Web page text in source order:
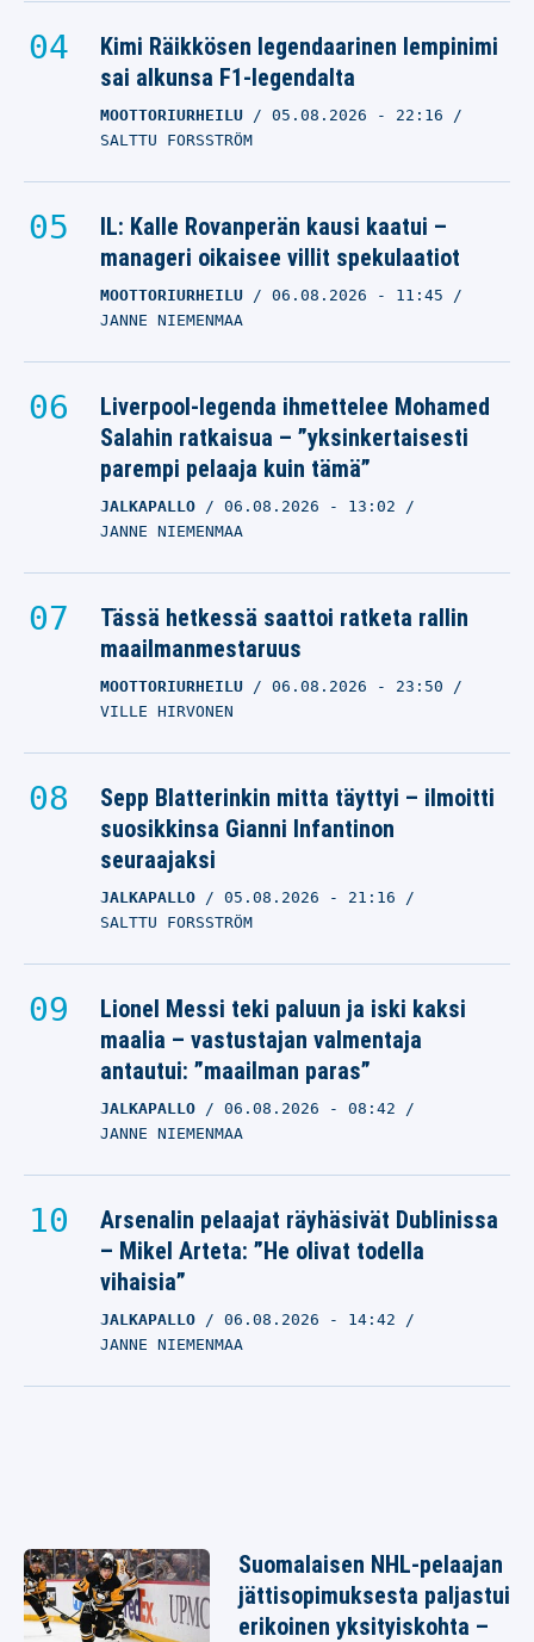
Kimi Räikkösen legendaarinen lempinimi
sai alkunsa F1-legendalta
MOOTTORIURHEILU 05.08.2026 - 22:16
SALTTU FORSSTRÖM
IL: Kalle Rovanperän kausi kaatui –
manageri oikaisee villit spekulaatiot
MOOTTORIURHEILU 06.08.2026 - 11:45
JANNE NIEMENMAA
Liverpool-legenda ihmettelee Mohamed
Salahin ratkaisua – ”yksinkertaisesti
parempi pelaaja kuin tämä”
JALKAPALLO 06.08.2026 - 13:02
JANNE NIEMENMAA
Tässä hetkessä saattoi ratketa rallin
maailmanmestaruus
MOOTTORIURHEILU 06.08.2026 - 23:50
VILLE HIRVONEN
Sepp Blatterinkin mitta täyttyi – ilmoitti
suosikkinsa Gianni Infantinon
seuraajaksi
JALKAPALLO 05.08.2026 - 21:16
SALTTU FORSSTRÖM
Lionel Messi teki paluun ja iski kaksi
maalia – vastustajan valmentaja
antautui: ”maailman paras”
JALKAPALLO 06.08.2026 - 08:42
JANNE NIEMENMAA
Arsenalin pelaajat räyhäsivät Dublinissa
– Mikel Arteta: ”He olivat todella
vihaisia”
JALKAPALLO 06.08.2026 - 14:42
JANNE NIEMENMAA
Suomalaisen NHL-pelaajan
jättisopimuksesta paljastui
erikoinen yksityiskohta –